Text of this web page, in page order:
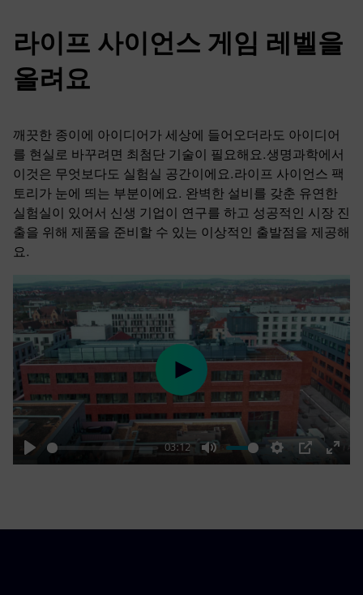
라이프 사이언스 게임 레벨을
올려요
깨끗한 종이에 아이디어가 세상에 들어오더라도 아이디어
를 현실로 바꾸려면 최첨단 기술이 필요해요.생명과학에서
이것은 무엇보다도 실험실 공간이에요.라이프 사이언스 팩
토리가 눈에 띄는 부분이에요. 완벽한 설비를 갖춘 유연한
실험실이 있어서 신생 기업이 연구를 하고 성공적인 시장 진
출을 위해 제품을 준비할 수 있는 이상적인 출발점을 제공해
요.
Play
03:12
Mute Settings
PIP
Enter
Play